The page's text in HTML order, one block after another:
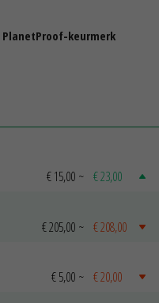
keurmerk
€ 15,00 ~ € 23,00
€ 205,00 ~ € 208,00
€ 5,00 ~ € 20,00